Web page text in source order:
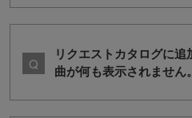
リクエストカタログに
曲が何も表示されません。